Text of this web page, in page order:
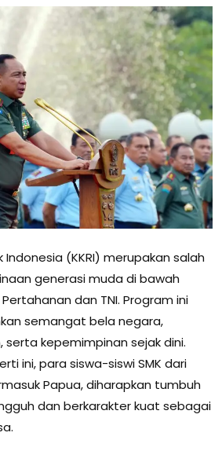
Indonesia (KKRI) merupakan salah
generasi muda di bawah
dan TNI. Program ini
semangat bela negara,
serta kepemimpinan sejak dini.
ini, para siswa-siswi SMK dari
Papua, diharapkan tumbuh
dan berkarakter kuat sebagai